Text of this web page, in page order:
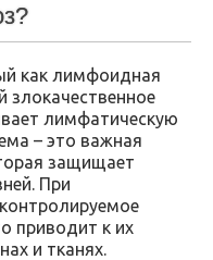
как лимфоидная
злокачественное
лимфатическую
– это важная
защищает
При
приводит к их
и тканях.